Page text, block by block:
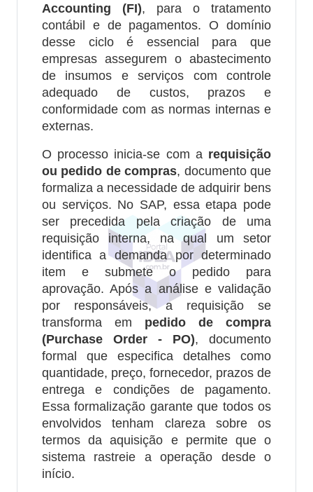
Accounting (FI), para o tratamento
contábil e de pagamentos. O domínio
desse ciclo é essencial para que
empresas assegurem o abastecimento
de insumos e serviços com controle
adequado de custos, prazos e
conformidade com as normas internas e
externas.
O processo inicia-se com a requisição
ou pedido de compras, documento que
formaliza a necessidade de adquirir bens
ou serviços. No SAP, essa etapa pode
ser precedida pela criação de uma
requisição interna, na qual um setor
identifica a demanda por determinado
item e submete o pedido para
aprovação. Após a análise e validação
por responsáveis, a requisição se
transforma em pedido de compra
(Purchase Order - PO), documento
formal que especifica detalhes como
quantidade, preço, fornecedor, prazos de
entrega e condições de pagamento.
Essa formalização garante que todos os
envolvidos tenham clareza sobre os
termos da aquisição e permite que o
sistema rastreie a operação desde o
início.